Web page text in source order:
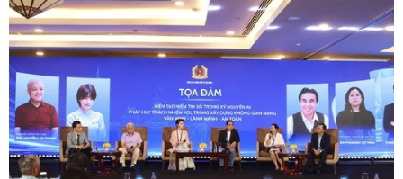
Trang đặt vé bóng đá trận Việt Nam-